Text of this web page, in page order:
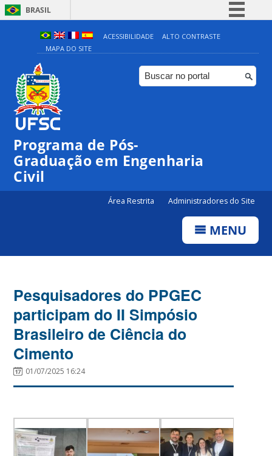
BRASIL
Simplifique!
Comunica BR
Participe
ACESSIBILIDADE
ALTO CONTRASTE
MAPA DO SITE
Programa de Pós-
Graduação em Engenharia
Civil
Área Restrita Administradores do Site
MENU
Pesquisadores do PPGEC
participam do II Simpósio
Brasileiro de Ciência do
Cimento
01/07/2025 16:24